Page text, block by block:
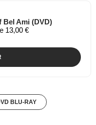
Bel Ami (DVD)
13,00 €
BLU-RAY